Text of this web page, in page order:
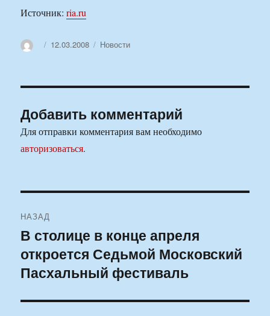
Источник:ria.ru
АвторОпубликовано
12.03.2008 Рубрики
Новости
Добавить комментарий
Для отправки комментария вам необходимо
авторизоваться.
по
записям
НАЗАД
Предыдущая
запись:
В столице в конце апреля
откроется Седьмой Московский
Пасхальный фестиваль